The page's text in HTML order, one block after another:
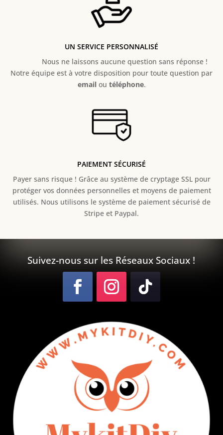
UN SERVICE PERSONNALISÉ
Nous ne laissons aucune question sans réponse !
Notre équipe est à votre disposition pour toute question par
emailou téléphone.
PAIEMENT SÉCURISÉ
Payer sans risque ! Grâce au système de cryptage SSL pour
protéger vos données personnelles et moyens de paiement
utilisés. Nous utilisons le système de paiement sécurisé de
Stripe et Paypal.
Suivez-nous sur les Réseaux Sociaux !